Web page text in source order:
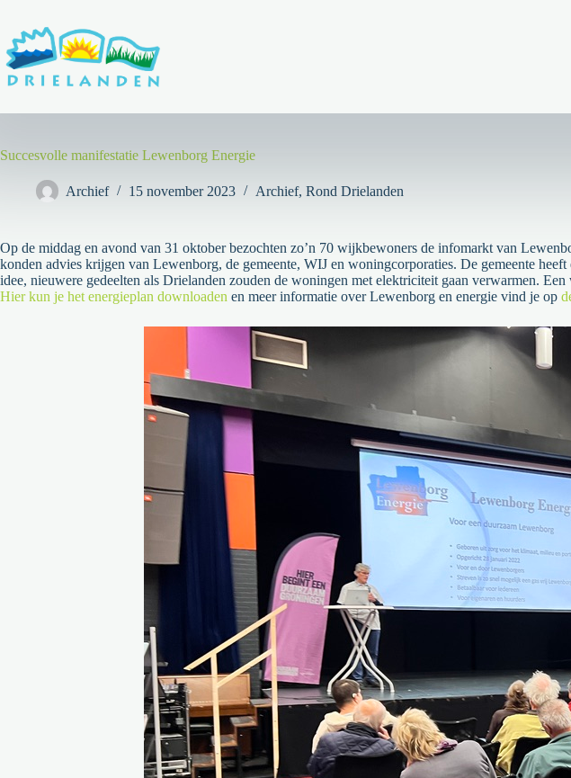
de
inhoud
Succesvolle manifestatie Lewenborg Energie
Archief 15 november 2023 Archief, Rond Drielanden
Op de middag en avond van 31 oktober bezochten zo’n 70 wijkbewoners de infomarkt van
konden advies krijgen van Lewenborg, de gemeente, WIJ en woningcorporaties. De gemeente
idee, nieuwere gedeelten als Drielanden zouden de woningen met elektriciteit gaan verwarmen.
Hier kun je het energieplan downloaden en meer informatie over Lewenborg en energie vind je op